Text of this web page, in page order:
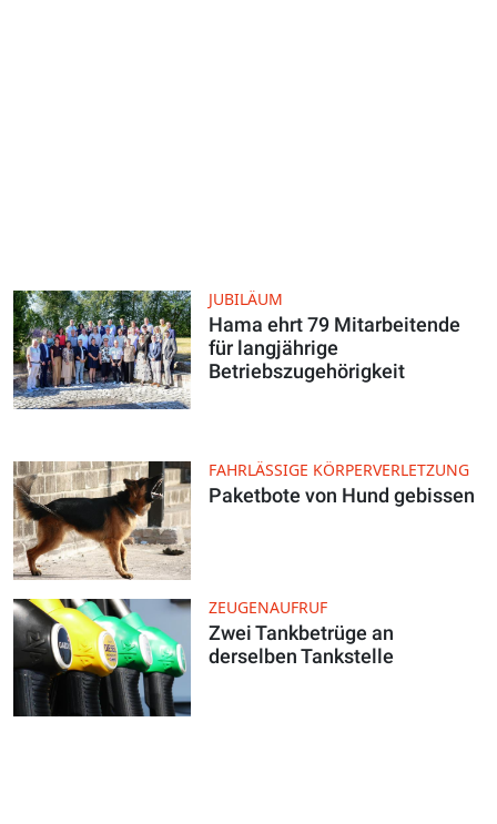
JUBILÄUM
Hama ehrt 79 Mitarbeitende
für langjährige
Betriebszugehörigkeit
FAHRLÄSSIGE KÖRPERVERLETZUNG
Paketbote von Hund gebissen
ZEUGENAUFRUF
Zwei Tankbetrüge an
derselben Tankstelle